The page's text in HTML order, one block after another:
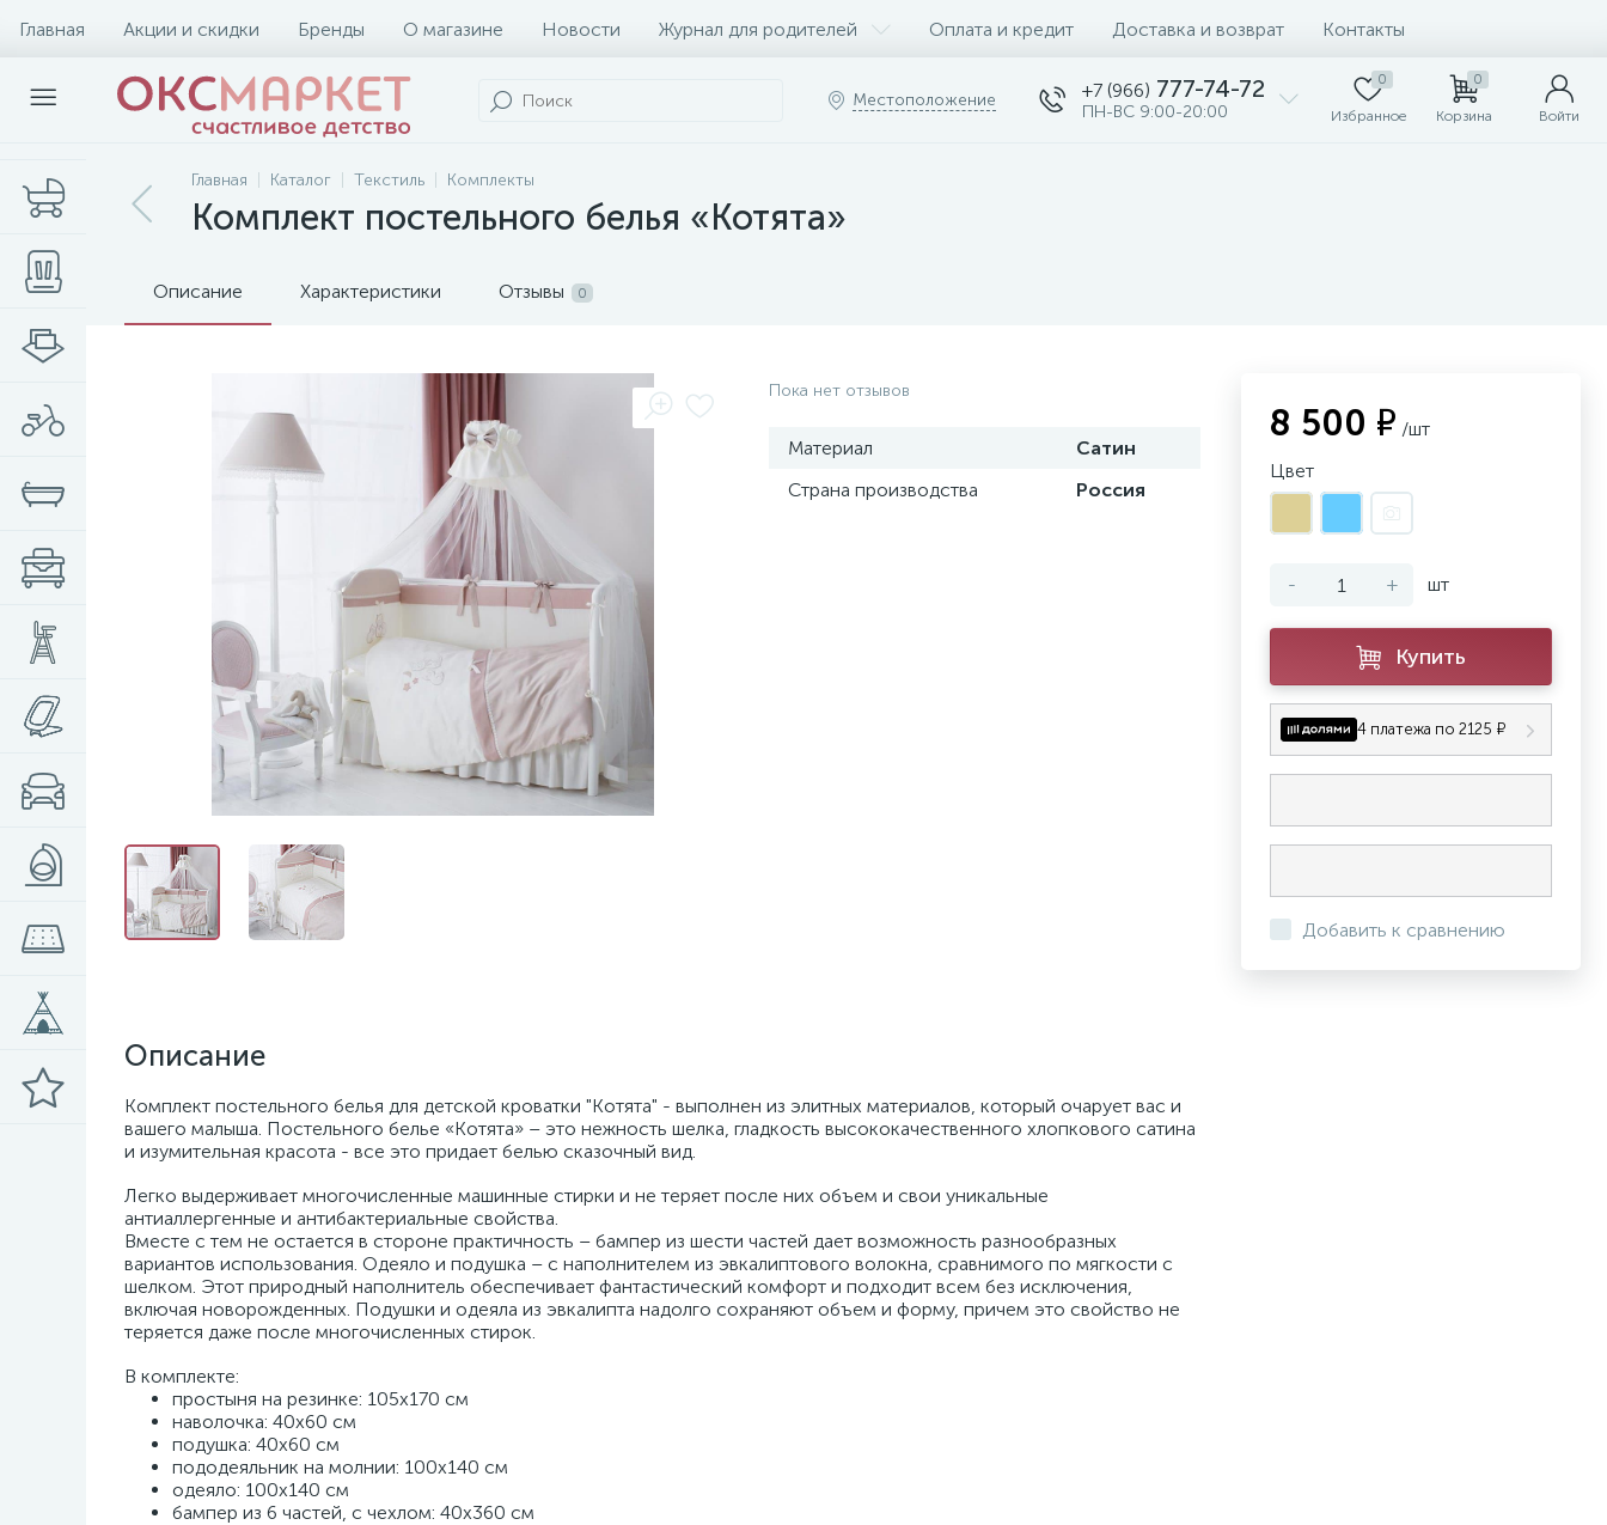
Главная Акции и скидки Бренды О магазине Новости Журнал для родителей Оплата и кредит Доставка и возврат Контакты
Местоположение +7 (966) 777-74-72
ПН-ВС 9:00-20:00
0
Избранное
0
Корзина Войти
Главная Каталог Текстиль Комплекты
Комплект постельного белья «Котята»
Описание Характеристики Отзывы 0
Пока нет отзывов
Материал
Сатин
Страна производства
Россия
Описание
Комплект постельного белья для детской кроватки "Котята" - выполнен из элитных материалов, который очарует вас и
вашего малыша. Постельного белье «Котята» – это нежность шелка, гладкость высококачественного хлопкового сатина
и изумительная красота - все это придает белью сказочный вид.
Легко выдерживает многочисленные машинные стирки и не теряет после них объем и свои уникальные
антиаллергенные и антибактериальные свойства.
Вместе с тем не остается в стороне практичность – бампер из шести частей дает возможность разнообразных
вариантов использования. Одеяло и подушка – с наполнителем из эвкалиптового волокна, сравнимого по мягкости с
шелком. Этот природный наполнитель обеспечивает фантастический комфорт и подходит всем без исключения,
включая новорожденных. Подушки и одеяла из эвкалипта надолго сохраняют объем и форму, причем это свойство не
теряется даже после многочисленных стирок.
В комплекте:
простыня на резинке: 105х170 см
наволочка: 40х60 см
подушка: 40х60 см
пододеяльник на молнии: 100х140 см
одеяло: 100х140 см
бампер из 6 частей, с чехлом: 40х360 см
8 500 ₽ /шт
Цвет
- + шт
Купить
4 платежа по 2125 ₽
Добавить к сравнению